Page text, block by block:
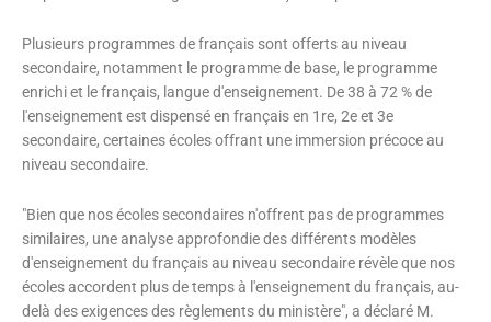
Plusieurs programmes de français sont offerts au niveau
secondaire, notamment le programme de base, le programme
enrichi et le français, langue d'enseignement. De 38 à 72 % de
l'enseignement est dispensé en français en 1re, 2e et 3e
secondaire, certaines écoles offrant une immersion précoce au
niveau secondaire.
"Bien que nos écoles secondaires n'offrent pas de programmes
similaires, une analyse approfondie des différents modèles
d'enseignement du français au niveau secondaire révèle que nos
écoles accordent plus de temps à l'enseignement du français, au-
delà des exigences des règlements du ministère", a déclaré M.